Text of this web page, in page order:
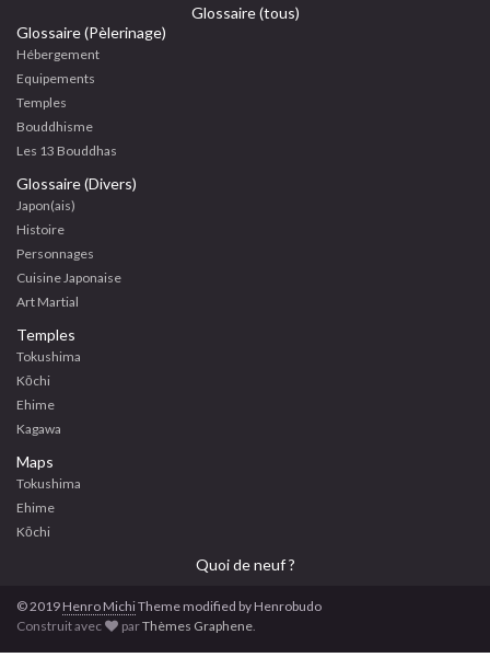
Glossaire (tous)
Glossaire (Pèlerinage)
Hébergement
Equipements
Temples
Bouddhisme
Les 13 Bouddhas
Glossaire (Divers)
Japon(ais)
Histoire
Personnages
Cuisine Japonaise
Art Martial
Temples
Tokushima
Kōchi
Ehime
Kagawa
Maps
Tokushima
Ehime
Kōchi
Quoi de neuf ?
© 2019 Henro MichiTheme modified by Henrobudo
Construit avec
parThèmes Graphene